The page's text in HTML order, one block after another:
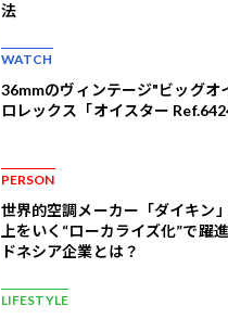
法
WATCH
36mmのヴィンテージ"ビッグオ
ロレックス「オイスター
PERSON
世界的空調メーカー「ダイキン
上をいく“ローカライズ化”で躍
ドネシア企業とは？
LIFESTYLE